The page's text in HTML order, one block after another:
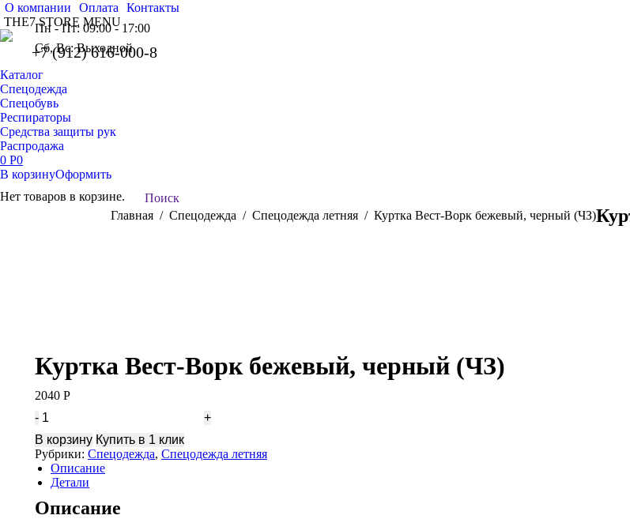
О компании Оплата
Контакты
THE7 STORE MENU
Пн - Пт: 09:00 - 17:00
Сб, Вс: Выходной
+7 (912) 616-000-8
Каталог
Спецодежда
Спецобувь
Респираторы
Средства защиты рук
Распродажа
0 Р0
В корзинуОформить
Нет товаров в корзине.
Поиск:
Поиск
Вы здесь:
Главная Спецодежда Спецодежда летняя Куртка Вест-Ворк бежевый, черный (ЧЗ)
Куртка Вест-Ворк бежевый, черный (ЧЗ)
2040 Р
Количество
Вест-
Ворк
бежевый,
черный
(ЧЗ)
В корзину Купить в 1 клик
Рубрики: Спецодежда, Спецодежда летняя
Описание
Детали
Описание